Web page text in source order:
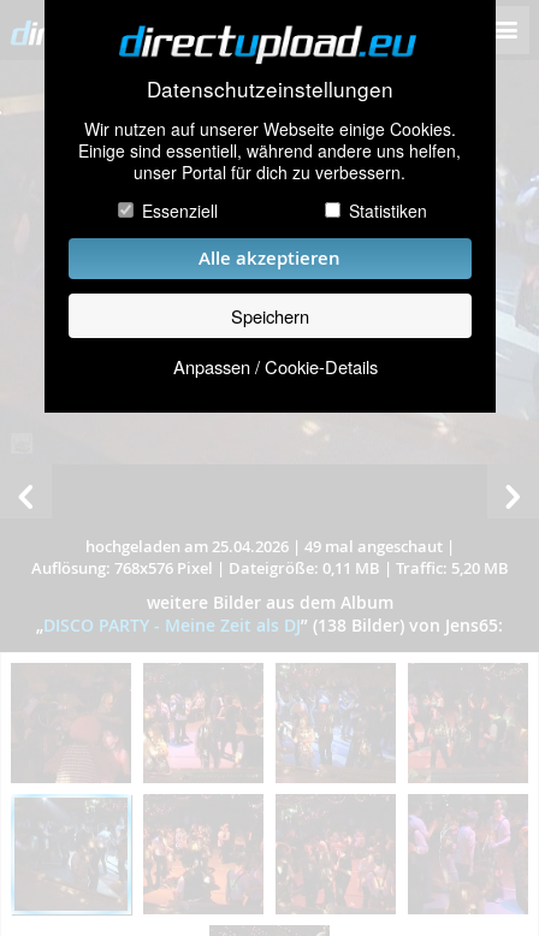
Datenschutzeinstellungen
Wir nutzen auf unserer Webseite einige Cookies.
Einige sind essentiell, während andere uns helfen,
unser Portal für dich zu verbessern.
Essenziell
Statistiken
Alle akzeptieren
Speichern
Anpassen / Cookie-Details
hochgeladen am 25.04.2026| 49 mal angeschaut|
Auflösung: 768x576 Pixel | Dateigröße: 0,11 MB | Traffic: 5,20 MB
weitere Bilder aus dem Album
„DISCO PARTY - Meine Zeit als DJ” (138 Bilder) von Jens65: